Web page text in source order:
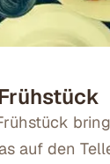
auf den